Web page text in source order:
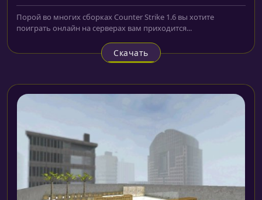
Порой во многих сборках Counter Strike 1.6 вы хотите
поиграть онлайн на серверах вам приходится...
Скачать